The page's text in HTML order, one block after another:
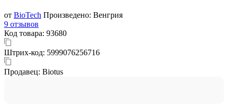
от BioTech Произведено: Венгрия
9 отзывов
Код товара: 93680
Штрих-код: 5999076256716
Продавец: Biotus